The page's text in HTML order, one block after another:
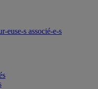
euse-s associé-e-s